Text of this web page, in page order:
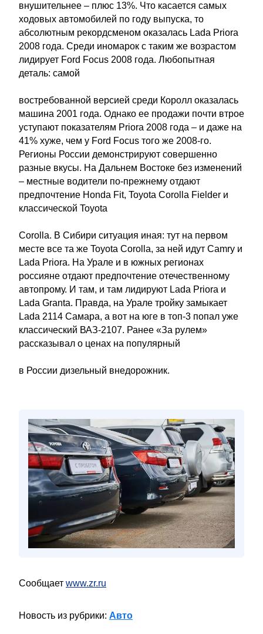
внушительнее – плюс 13%. Что касается самых
ходовых автомобилей по году выпуска, то
абсолютным рекордсменом оказалась Lada Priora
2008 года. Среди иномарок с таким же возрастом
лидирует Ford Focus 2008 года. Любопытная
деталь: самой
востребованной версией среди Королл оказалась
машина 2001 года. Однако ее продажи почти втрое
уступают показателям Priora 2008 года – и даже на
41% хуже, чем у Ford Focus того же 2008-го.
Регионы России демонстрируют совершенно
разные вкусы. На Дальнем Востоке без изменений
– местные водители по-прежнему отдают
предпочтение Honda Fit, Toyota Corolla Fielder и
классической Toyota
Corolla. В Сибири ситуация иная: тут на первом
месте все та же Toyota Corolla, за ней идут Camry и
Lada Priora. На Урале и в южных регионах
россияне отдают предпочтение отечественному
автопрому. И там, и там лидируют Lada Priora и
Lada Granta. Правда, на Урале тройку замыкает
Lada 2114 Самара, а вот на юге в топ-3 попал уже
классический ВАЗ-2107. Ранее «За рулем»
рассказывал о ценах на популярный
в России дизельный внедорожник.
Сообщает www.zr.ru
Новость из рубрики: Авто